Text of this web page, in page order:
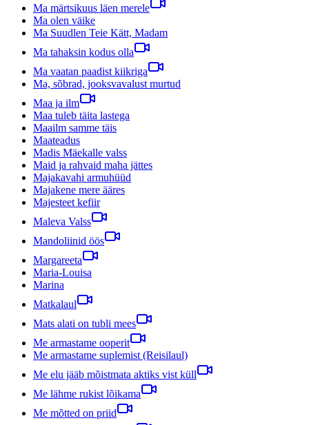
Ma märtsikuus läen merele
Ma olen väike
Ma Suudlen Teie Kätt, Madam
Ma tahaksin kodus olla
Ma vaatan paadist kiikriga
Ma, sõbrad, jooksvavalust murtud
Maa ja ilm
Maa tuleb täita lastega
Maailm samme täis
Maateadus
Madis Mäekalle valss
Maid ja rahvaid maha jättes
Majakavahi armuhüüd
Majakene mere ääres
Majesteet kefiir
Maleva Valss
Mandoliinid öös
Margareeta
Maria-Louisa
Marina
Matkalaul
Mats alati on tubli mees
Me armastame ooperit
Me armastame suplemist (Reisilaul)
Me elu jääb mõistmata aktiks vist küll
Me lähme rukist lõikama
Me mõtted on priid